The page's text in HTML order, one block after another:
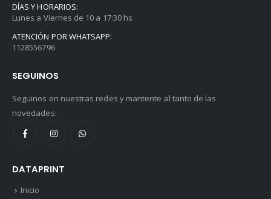
DÍAS Y HORARIOS:
Lunes a Viernes de 10 a 17:30 hs
ATENCIÓN POR WHATSAPP:
1128556796
SEGUINOS
Seguinos en nuestras redes y mantente al tanto de las
novedades:
DATAPRINT
Inicio